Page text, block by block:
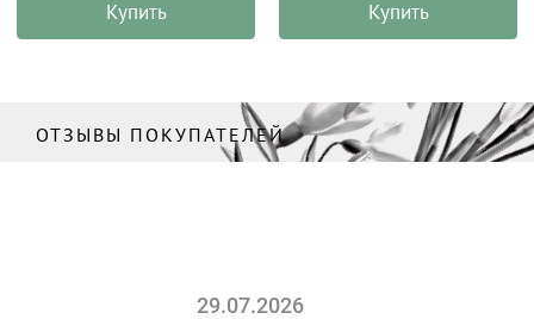
Купить Купить
ОТЗЫВЫ ПОКУПАТЕЛЕЙ
29.07.2026